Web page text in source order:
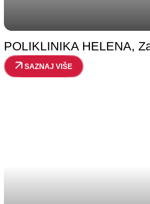
POLIKLINIKA HELENA,
SAZNAJ VIŠE